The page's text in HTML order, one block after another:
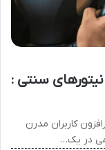
سنتی :
کاربران مدرن
در یک…